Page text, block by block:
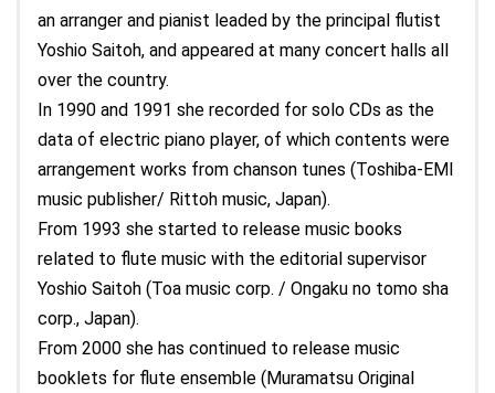
an arranger and pianist leaded by the principal flutist
Yoshio Saitoh, and appeared at many concert halls all
over the country.
In 1990 and 1991 she recorded for solo CDs as the
data of electric piano player, of which contents were
arrangement works from chanson tunes (Toshiba-EMI
music publisher/ Rittoh music, Japan).
From 1993 she started to release music books
related to flute music with the editorial supervisor
Yoshio Saitoh (Toa music corp. / Ongaku no tomo sha
corp., Japan).
From 2000 she has continued to release music
booklets for flute ensemble (Muramatsu Original